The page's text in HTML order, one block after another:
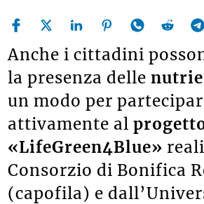
Anche i cittadini
la presenza dellenutrie
un modo per
attivamente al
«LifeGreen4Blue»
Consorzio di Bonifica
(capofila) e